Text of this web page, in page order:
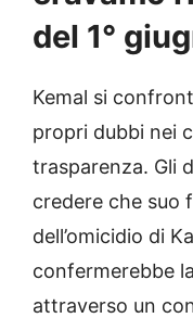
del 1°
Kemal si
propri dubbi nei
trasparenza. Gli
credere che suo
dell’omicidio di
confermerebbe
attraverso un